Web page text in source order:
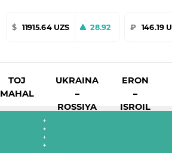
$ 11915.64 UZS 28.92 ₽ 146.19
TOJ
MAHAL
UKRAINA
–
ROSSIYA
ERON
–
ISROIL